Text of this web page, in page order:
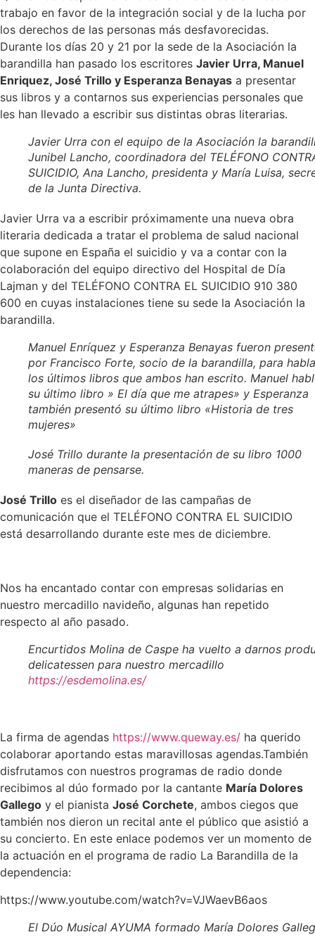
trabajo en favor de la integración social y de la lucha por
los derechos de las personas más desfavorecidas.
Durante los días 20 y 21 por la sede de la Asociación la
barandilla han pasado los escritores Javier Urra, Manuel
Enriquez, José Trillo y Esperanza Benayas a presentar
sus libros y a contarnos sus experiencias personales que
les han llevado a escribir sus distintas obras literarias.
Javier Urra con el equipo de la Asociación la
Junibel Lancho, coordinadora del TELÉFONO
SUICIDIO, Ana Lancho, presidenta y María Luisa,
de la Junta Directiva.
Javier Urra va a escribir próximamente una nueva obra
literaria dedicada a tratar el problema de salud nacional
que supone en España el suicidio y va a contar con la
colaboración del equipo directivo del Hospital de Día
Lajman y del TELÉFONO CONTRA EL SUICIDIO 910 380
600 en cuyas instalaciones tiene su sede la Asociación la
barandilla.
Manuel Enríquez y Esperanza Benayas fueron
por Francisco Forte, socio de la barandilla, para
los últimos libros que ambos han escrito. Manuel
su último libro » El día que me atrapes» y Esperanza
también presentó su último libro «Historia de tres
mujeres»
José Trillo durante la presentación de su libro 1000
maneras de pensarse.
José Trillo es el diseñador de las campañas de
comunicación que el TELÉFONO CONTRA EL SUICIDIO
está desarrollando durante este mes de diciembre.
Nos ha encantado contar con empresas solidarias en
nuestro mercadillo navideño, algunas han repetido
respecto al año pasado.
Encurtidos Molina de Caspe ha vuelto a darnos
delicatessen para nuestro mercadillo
https://esdemolina.es/
La firma de agendas https://www.queway.es/ ha querido
colaborar aportando estas maravillosas agendas.También
disfrutamos con nuestros programas de radio donde
recibimos al dúo formado por la cantante María Dolores
Gallego y el pianista José Corchete, ambos ciegos que
también nos dieron un recital ante el público que asistió a
su concierto. En este enlace podemos ver un momento de
la actuación en el programa de radio La Barandilla de la
dependencia:
https://www.youtube.com/watch?v=VJWaevB6aos
El Dúo Musical AYUMA formado María Dolores